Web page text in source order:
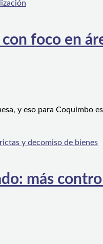
foco en
y eso para Coquimbo
más